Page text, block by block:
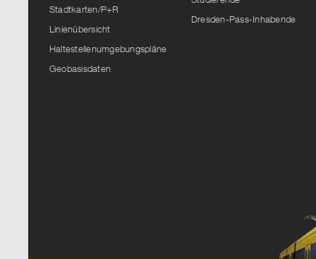
Stadtkarten/P+R
Linienübersicht
Haltestellenumgebungspläne
Geobasisdaten
Dresden-Pass-Inhabende